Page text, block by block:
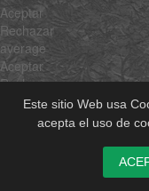
Este sitio Web usa
acepta el uso de
Aceptar
Rechazar
average
Aceptar
Rechazar
Aceptar